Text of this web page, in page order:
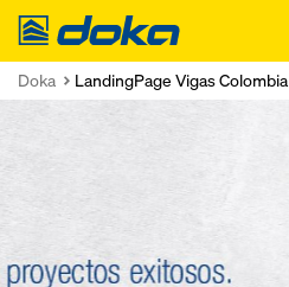
Doka
Doka LandingPage Vigas Colombia